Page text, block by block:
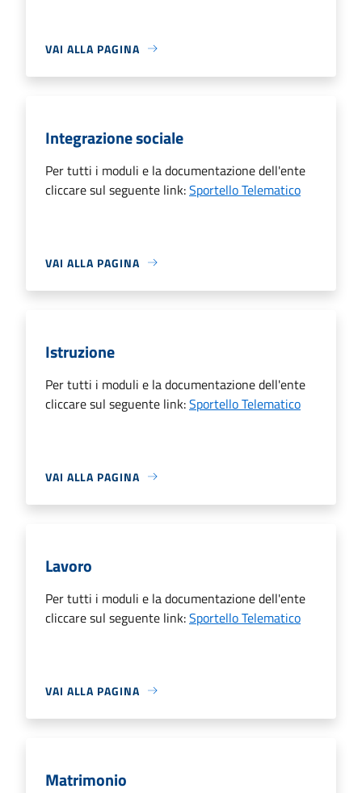
VAI ALLA PAGINA
Integrazione sociale
Per tutti i moduli e la documentazione dell'ente
cliccare sul seguente link:Sportello Telematico
VAI ALLA PAGINA
Istruzione
Per tutti i moduli e la documentazione dell'ente
cliccare sul seguente link:Sportello Telematico
VAI ALLA PAGINA
Lavoro
Per tutti i moduli e la documentazione dell'ente
cliccare sul seguente link:Sportello Telematico
VAI ALLA PAGINA
Matrimonio